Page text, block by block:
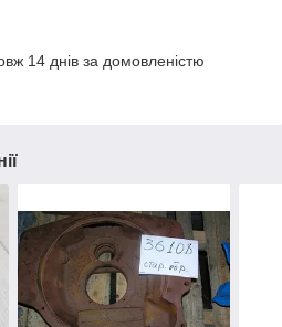
14 днів за домовленістю